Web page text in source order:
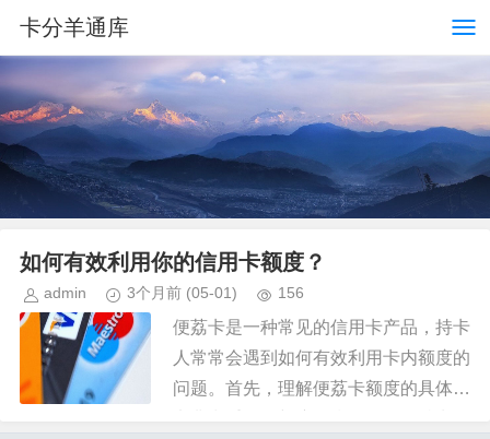
卡分羊通库
如何有效利用你的信用卡额度？
admin 3个月前 (05-01) 156
便荔卡是一种常见的信用卡产品，持卡
人常常会遇到如何有效利用卡内额度的
问题。首先，理解便荔卡额度的具体含